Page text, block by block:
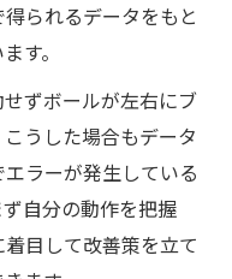
られるデータをもと
す。
ずボールが左右にブ
うした場合もデータ
ラーが発生している
自分の動作を把握
目して改善策を立て